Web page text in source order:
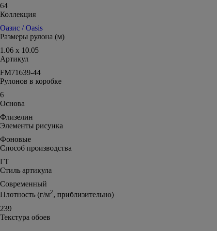
64
Коллекция
Оазис / Oasis
Размеры рулона (м)
1.06 x 10.05
Артикул
FM71639-44
Рулонов в коробке
6
Основа
Флизелин
Элементы рисунка
Фоновые
Способ производства
ГТ
Стиль артикула
Современный
Плотность (г/м2, приблизительно)
239
Текстура обоев